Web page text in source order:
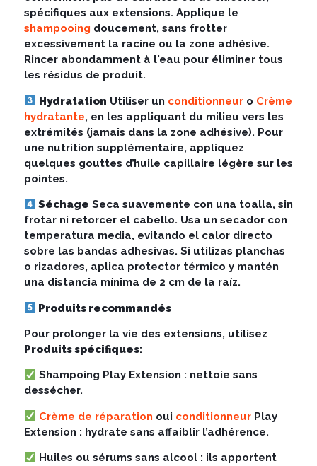
spécifiques aux extensions. Applique le
shampooing doucement, sans frotter
excessivement la racine ou la zone adhésive.
Rincer abondamment à l'eau pour éliminer tous
les résidus de produit.
Hydratation Utiliser un conditionneur o Crème
hydratante, en les appliquant du milieu vers les
extrémités (jamais dans la zone adhésive). Pour
une nutrition supplémentaire, appliquez
quelques gouttes d’huile capillaire légère sur les
pointes.
Séchage Seca suavemente con una toalla, sin
frotar ni retorcer el cabello. Usa un secador con
temperatura media, evitando el calor directo
sobre las bandas adhesivas. Si utilizas planchas
o rizadores, aplica protector térmico y mantén
una distancia mínima de 2 cm de la raíz.
Produits recommandés
Pour prolonger la vie des extensions, utilisez
Produits spécifiques:
Shampoing Play Extension : nettoie sans
dessécher.
Crème de réparation oui conditionneur Play
Extension : hydrate sans affaiblir l’adhérence.
Huiles ou sérums sans alcool : ils apportent